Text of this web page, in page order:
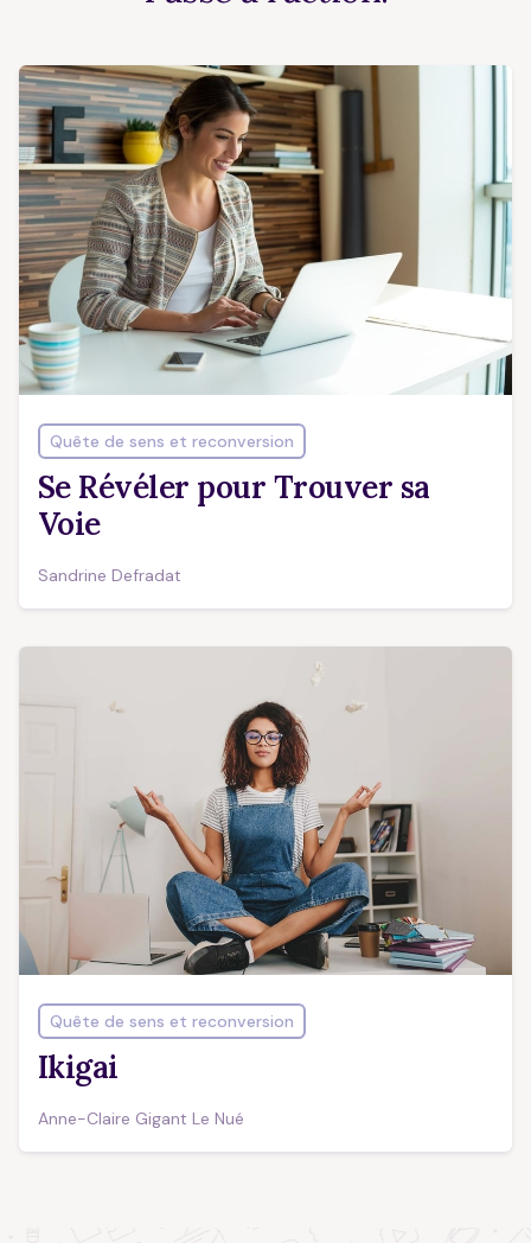
Quête de sens et reconversion
Se Révéler pour Trouver sa
Voie
Sandrine Defradat
Quête de sens et reconversion
Ikigai
Anne-Claire Gigant Le Nué